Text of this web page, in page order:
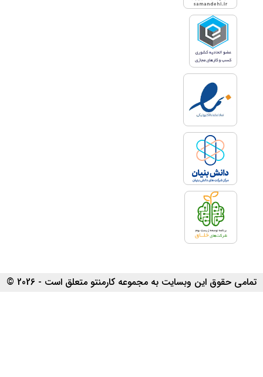
تمامی حقوق این وبسایت به مجموعه کارمنتو متعلق است - 2026 ©